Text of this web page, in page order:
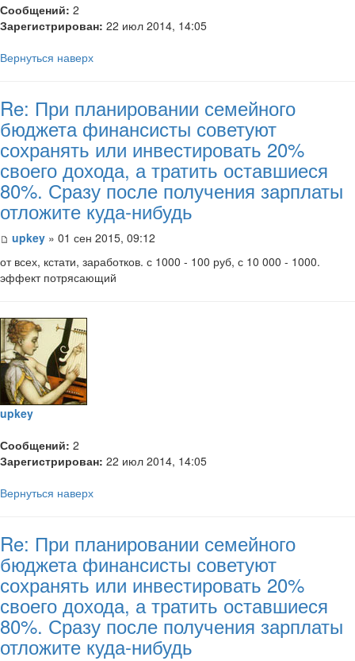
Сообщений: 2
Зарегистрирован: 22 июл 2014, 14:05
Вернуться наверх
Re: При планировании семейного
бюджета финансисты советуют
сохранять или инвестировать 20%
своего дохода, а тратить оставшиеся
80%. Сразу после получения зарплаты
отложите куда-нибудь
upkey » 01 сен 2015, 09:12
от всех, кстати, заработков. с 1000 - 100 руб, с 10 000 - 1000.
эффект потрясающий
upkey
Сообщений: 2
Зарегистрирован: 22 июл 2014, 14:05
Вернуться наверх
Re: При планировании семейного
бюджета финансисты советуют
сохранять или инвестировать 20%
своего дохода, а тратить оставшиеся
80%. Сразу после получения зарплаты
отложите куда-нибудь